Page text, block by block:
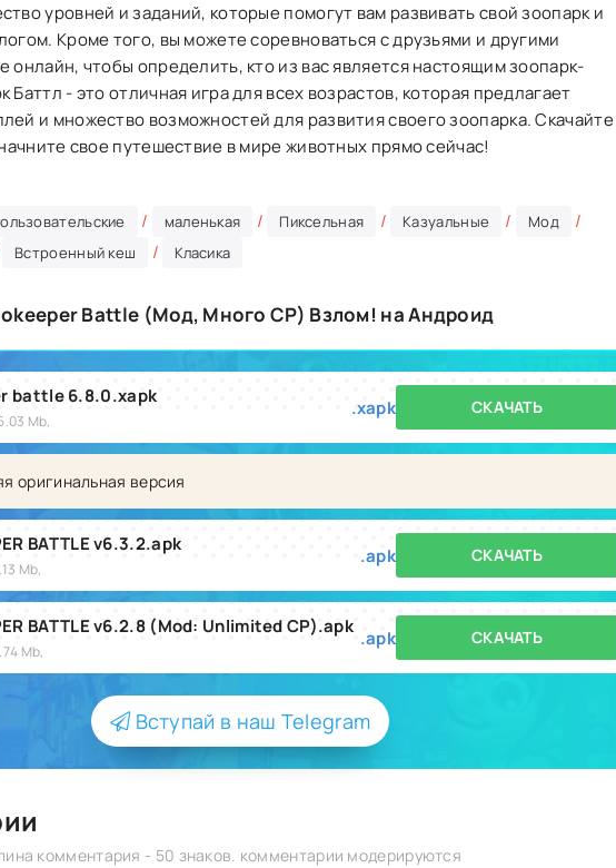
уровней и заданий, которые помогут вам развивать свой зоопарк и
Кроме того, вы можете соревноваться с друзьями и другими
онлайн, чтобы определить, кто из вас является настоящим зоопарк-
Баттл - это отличная игра для всех возрастов, которая предлагает
и множество возможностей для развития своего зоопарка. Скачайте
свое путешествие в мире животных прямо сейчас!
/ маленькая / Пиксельная / Казуальные / Мод /
Встроенный кеш / Класика
Battle (Мод, Много CP) Взлом! на Андроид
battle 6.8.0.xapk
Mb,
.xapk СКАЧАТЬ
оригинальная версия
BATTLE v6.3.2.apk
Mb,
.apk СКАЧАТЬ
BATTLE v6.2.8 (Mod: Unlimited CP).apk
Mb,
.apk СКАЧАТЬ
Вступай в наш Telegram
комментария - 50 знаков. комментарии модерируются